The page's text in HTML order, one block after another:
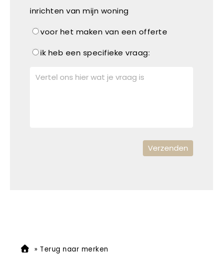
inrichten van mijn woning
voor het maken van een offerte
ik heb een specifieke vraag:
» Terug naar merken